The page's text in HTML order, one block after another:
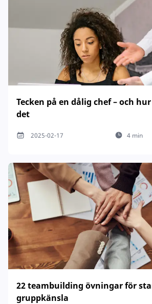
Tecken på en dålig chef – och
det
2025-02-17 4 min
22 teambuilding övningar för
gruppkänsla